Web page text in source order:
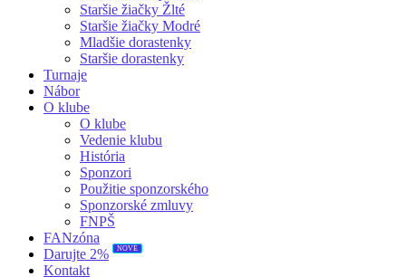
Staršie žiačky Žlté
Staršie žiačky Modré
Mladšie dorastenky
Staršie dorastenky
Turnaje
Nábor
O klube
O klube
Vedenie klubu
História
Sponzori
Použitie sponzorského
Sponzorské zmluvy
FNPŠ
FANzóna
Darujte 2%
NOVÉ
Kontakt